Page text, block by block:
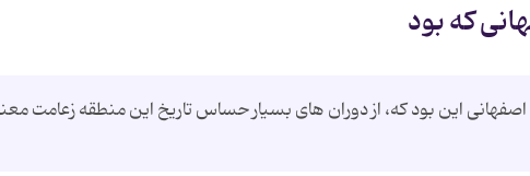
که بود
این بود که، از دوران های بسیار حساس تاریخ این منطقه زعامت